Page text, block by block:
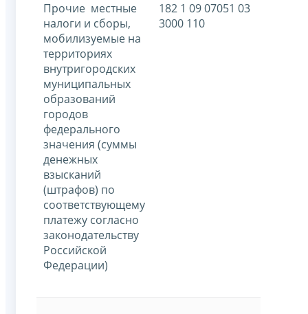
Прочие местные
налоги и сборы,
мобилизуемые на
территориях
внутригородских
муниципальных
образований
городов
федерального
значения (суммы
денежных
взысканий
(штрафов) по
соответствующему
платежу согласно
законодательству
Российской
Федерации)
182 1 09 07051 03
3000 110